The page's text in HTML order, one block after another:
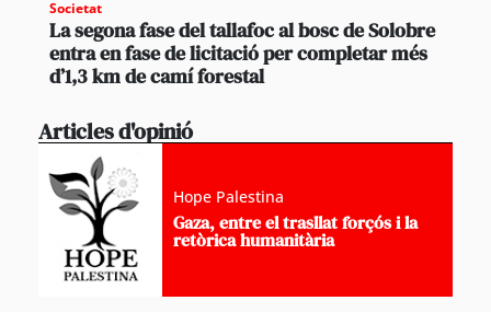
Societat
La segona fase del tallafoc al bosc de Solobre
entra en fase de licitació per completar més
d’1,3 km de camí forestal
Articles d'opinió
Hope Palestina
Gaza, entre el trasllat forçós i la
retòrica humanitària